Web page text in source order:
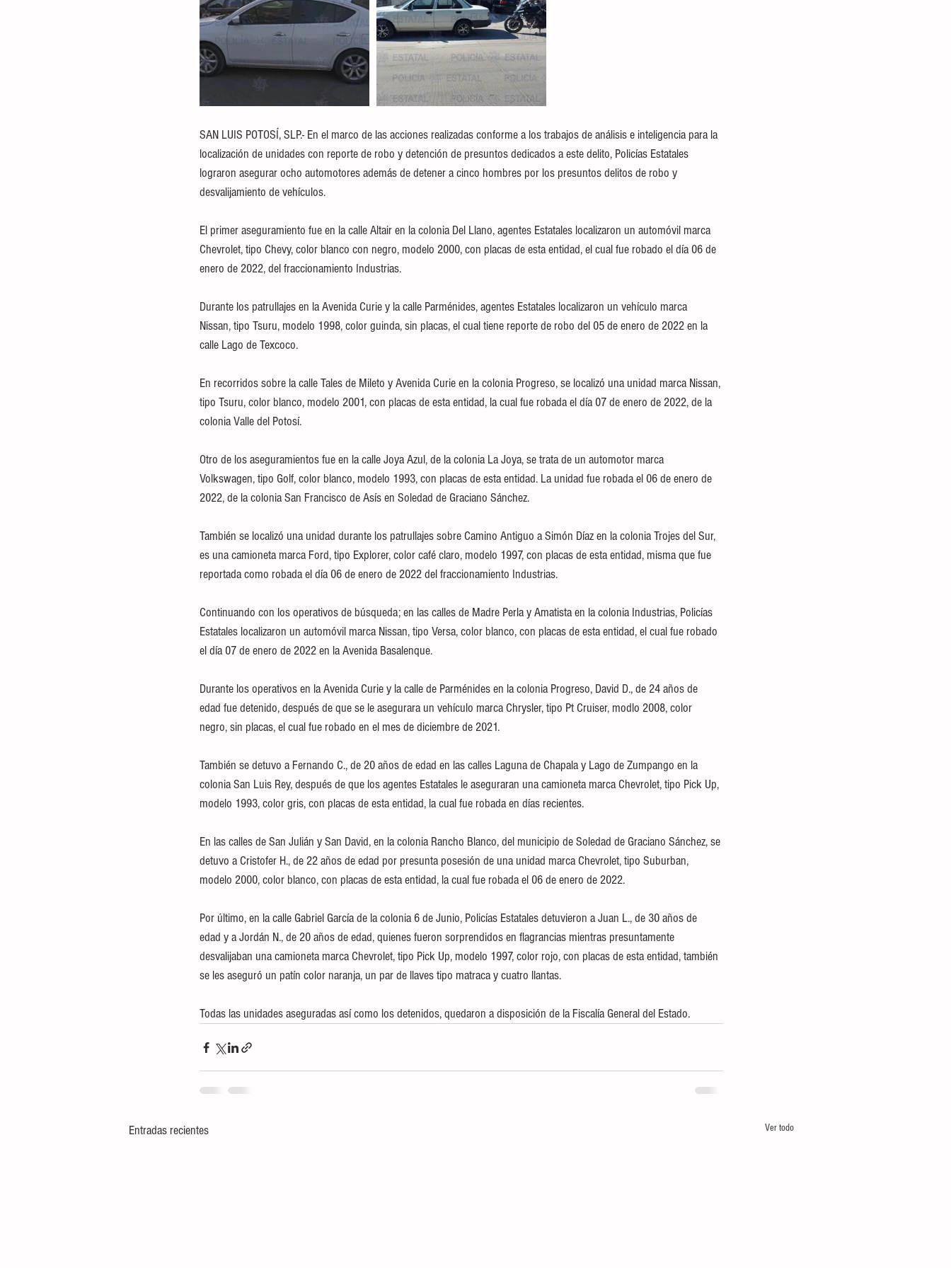
SAN LUIS POTOSÍ, SLP.- En el marco de las acciones realizadas conforme a los trabajos de análisis e inteligencia para la
localización de unidades con reporte de robo y detención de presuntos dedicados a este delito, Policías Estatales
lograron asegurar ocho automotores además de detener a cinco hombres por los presuntos delitos de robo y
desvalijamiento de vehículos.
El primer aseguramiento fue en la calle Altair en la colonia Del Llano, agentes Estatales localizaron un automóvil marca
Chevrolet, tipo Chevy, color blanco con negro, modelo 2000, con placas de esta entidad, el cual fue robado el día 06 de
enero de 2022, del fraccionamiento Industrias.
Durante los patrullajes en la Avenida Curie y la calle Parménides, agentes Estatales localizaron un vehículo marca
Nissan, tipo Tsuru, modelo 1998, color guinda, sin placas, el cual tiene reporte de robo del 05 de enero de 2022 en la
calle Lago de Texcoco.
En recorridos sobre la calle Tales de Mileto y Avenida Curie en la colonia Progreso, se localizó una unidad marca Nissan,
tipo Tsuru, color blanco, modelo 2001, con placas de esta entidad, la cual fue robada el día 07 de enero de 2022, de la
colonia Valle del Potosí.
Otro de los aseguramientos fue en la calle Joya Azul, de la colonia La Joya, se trata de un automotor marca
Volkswagen, tipo Golf, color blanco, modelo 1993, con placas de esta entidad. La unidad fue robada el 06 de enero de
2022, de la colonia San Francisco de Asís en Soledad de Graciano Sánchez.
También se localizó una unidad durante los patrullajes sobre Camino Antiguo a Simón Díaz en la colonia Trojes del Sur,
es una camioneta marca Ford, tipo Explorer, color café claro, modelo 1997, con placas de esta entidad, misma que fue
reportada como robada el día 06 de enero de 2022 del fraccionamiento Industrias.
Continuando con los operativos de búsqueda; en las calles de Madre Perla y Amatista en la colonia Industrias, Policías
Estatales localizaron un automóvil marca Nissan, tipo Versa, color blanco, con placas de esta entidad, el cual fue robado
el día 07 de enero de 2022 en la Avenida Basalenque.
Durante los operativos en la Avenida Curie y la calle de Parménides en la colonia Progreso, David D., de 24 años de
edad fue detenido, después de que se le asegurara un vehículo marca Chrysler, tipo Pt Cruiser, modlo 2008, color
negro, sin placas, el cual fue robado en el mes de diciembre de 2021.
También se detuvo a Fernando C., de 20 años de edad en las calles Laguna de Chapala y Lago de Zumpango en la
colonia San Luis Rey, después de que los agentes Estatales le aseguraran una camioneta marca Chevrolet, tipo Pick Up,
modelo 1993, color gris, con placas de esta entidad, la cual fue robada en días recientes.
En las calles de San Julián y San David, en la colonia Rancho Blanco, del municipio de Soledad de Graciano Sánchez, se
detuvo a Cristofer H., de 22 años de edad por presunta posesión de una unidad marca Chevrolet, tipo Suburban,
modelo 2000, color blanco, con placas de esta entidad, la cual fue robada el 06 de enero de 2022.
Por último, en la calle Gabriel García de la colonia 6 de Junio, Policías Estatales detuvieron a Juan L., de 30 años de
edad y a Jordán N., de 20 años de edad, quienes fueron sorprendidos en flagrancias mientras presuntamente
desvalijaban una camioneta marca Chevrolet, tipo Pick Up, modelo 1997, color rojo, con placas de esta entidad, también
se les aseguró un patín color naranja, un par de llaves tipo matraca y cuatro llantas.
Todas las unidades aseguradas así como los detenidos, quedaron a disposición de la Fiscalía General del Estado.
Entradas recientes Ver todo